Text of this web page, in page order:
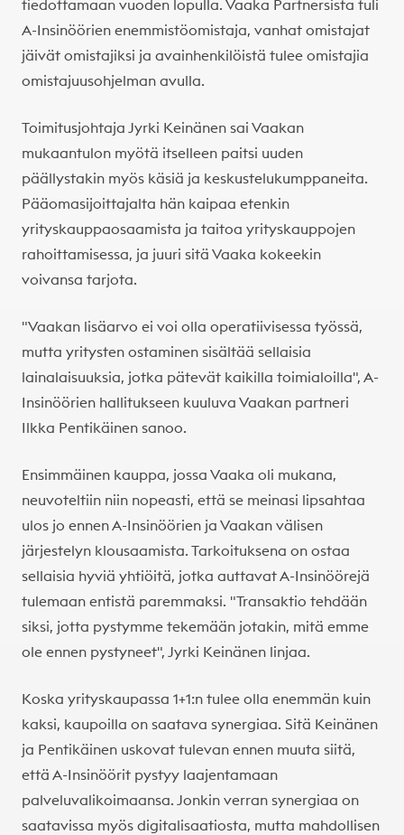
tiedottamaan vuoden lopulla. Vaaka Partnersista tuli
A-Insinöörien enemmistöomistaja, vanhat omistajat
jäivät omistajiksi ja avainhenkilöistä tulee omistajia
omistajuusohjelman avulla.
Toimitusjohtaja Jyrki Keinänen sai Vaakan
mukaantulon myötä itselleen paitsi uuden
päällystakin myös käsiä ja keskustelukumppaneita.
Pääomasijoittajalta hän kaipaa etenkin
yrityskauppaosaamista ja taitoa yrityskauppojen
rahoittamisessa, ja juuri sitä Vaaka kokeekin
voivansa tarjota.
"Vaakan lisäarvo ei voi olla operatiivisessa työssä,
mutta yritysten ostaminen sisältää sellaisia
lainalaisuuksia, jotka pätevät kaikilla toimialoilla", A-
Insinöörien hallitukseen kuuluva Vaakan partneri
Ilkka Pentikäinen sanoo.
Ensimmäinen kauppa, jossa Vaaka oli mukana,
neuvoteltiin niin nopeasti, että se meinasi lipsahtaa
ulos jo ennen A-Insinöörien ja Vaakan välisen
järjestelyn klousaamista. Tarkoituksena on ostaa
sellaisia hyviä yhtiöitä, jotka auttavat A-Insinöörejä
tulemaan entistä paremmaksi. "Transaktio tehdään
siksi, jotta pystymme tekemään jotakin, mitä emme
ole ennen pystyneet", Jyrki Keinänen linjaa.
Koska yrityskaupassa 1+1:n tulee olla enemmän kuin
kaksi, kaupoilla on saatava synergiaa. Sitä Keinänen
ja Pentikäinen uskovat tulevan ennen muuta siitä,
että A-Insinöörit pystyy laajentamaan
palveluvalikoimaansa. Jonkin verran synergiaa on
saatavissa myös digitalisaatiosta, mutta mahdollisen